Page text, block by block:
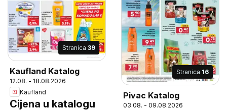
Stranica 39
Kaufland Katalog
12.08. - 18.08.2026
Kaufland
Cijena u katalogu
Stranica 16
Pivac Katalog
03.08. - 09.08.2026